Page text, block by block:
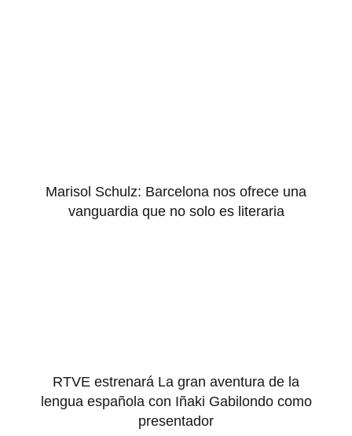
Marisol Schulz: Barcelona nos ofrece una
vanguardia que no solo es literaria
RTVE estrenará La gran aventura de la
lengua española con Iñaki Gabilondo como
presentador